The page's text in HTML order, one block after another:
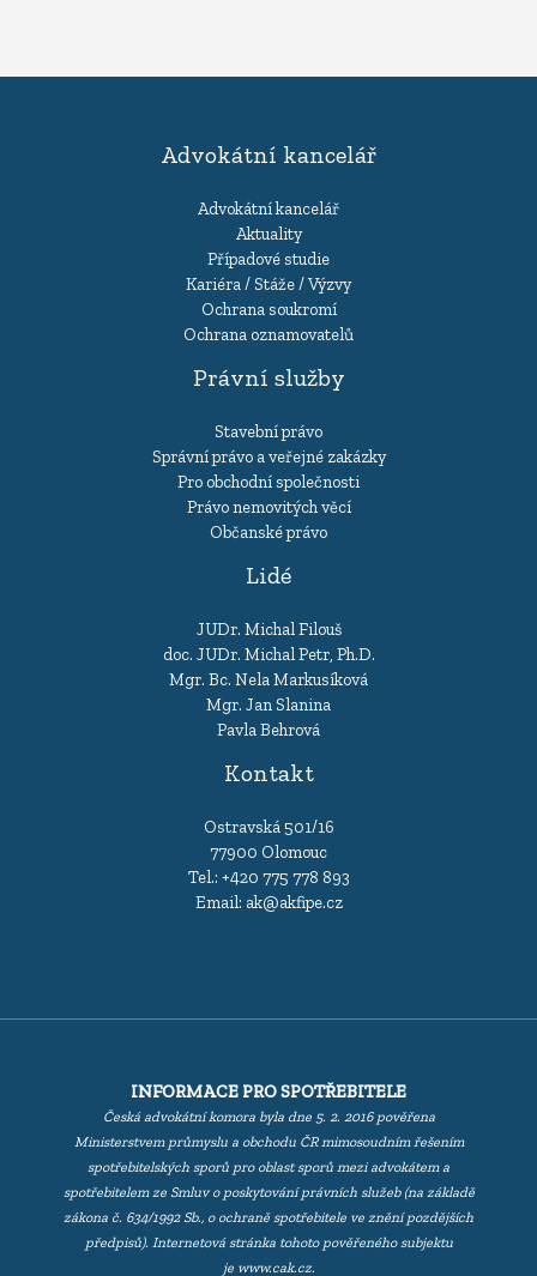
Advokátní kancelář
Advokátní kancelář
Aktuality
Případové studie
Kariéra / Stáže / Výzvy
Ochrana soukromí
Ochrana oznamovatelů
Právní služby
Stavební právo
Správní právo a veřejné zakázky
Pro obchodní společnosti
Právo nemovitých věcí
Občanské právo
Lidé
JUDr. Michal Filouš
doc. JUDr. Michal Petr, Ph.D.
Mgr. Bc. Nela Markusíková
Mgr. Jan Slanina
Pavla Behrová
Kontakt
Ostravská 501/16
77900 Olomouc
Tel.: +420 775 778 893
Email: ak@akfipe.cz
INFORMACE PRO SPOTŘEBITELE
Česká advokátní komora byla dne 5. 2. 2016 pověřena
Ministerstvem průmyslu a obchodu ČR mimosoudním řešením
spotřebitelských sporů pro oblast sporů mezi advokátem a
spotřebitelem ze Smluv o poskytování právních služeb (na základě
zákona č. 634/1992 Sb., o ochraně spotřebitele ve znění pozdějších
předpisů). Internetová stránka tohoto pověřeného subjektu
je www.cak.cz.